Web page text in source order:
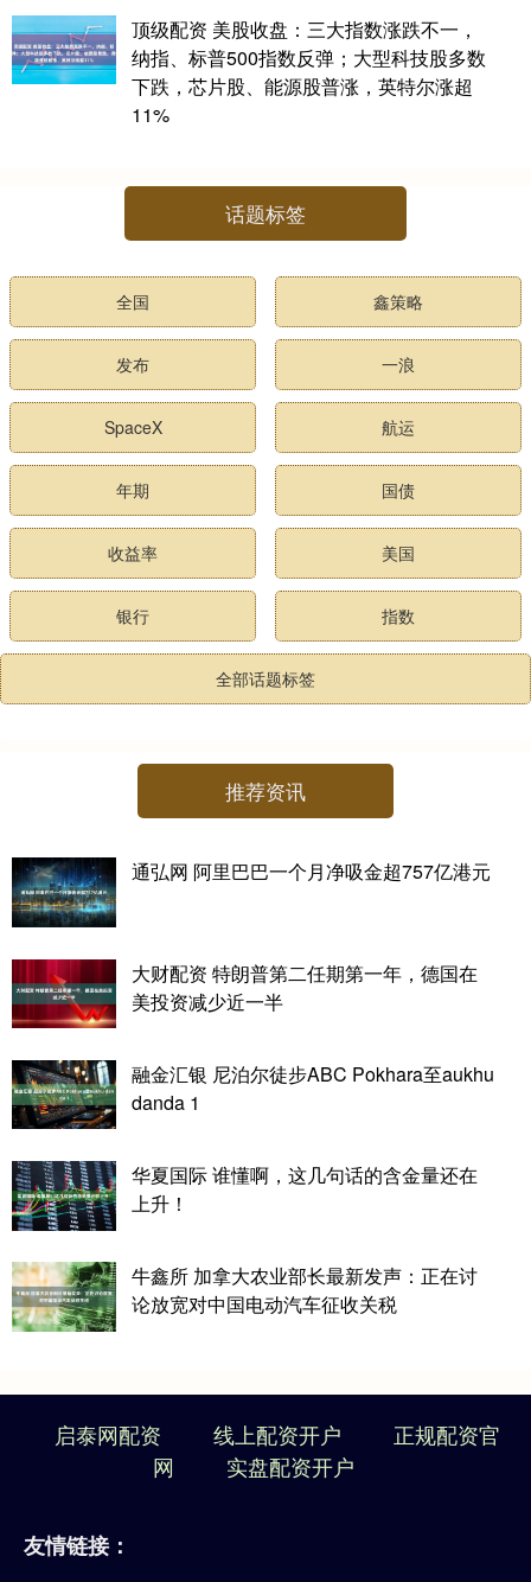
顶级配资 美股收盘：三大指数涨跌不一，
纳指、标普500指数反弹；大型科技股多数
下跌，芯片股、能源股普涨，英特尔涨超
11%
话题标签
全国 鑫策略
发布 一浪
SpaceX 航运
年期 国债
收益率 美国
银行 指数
全部话题标签
推荐资讯
通弘网 阿里巴巴一个月净吸金超757亿港元
大财配资 特朗普第二任期第一年，德国在
美投资减少近一半
融金汇银 尼泊尔徒步ABC Pokhara至aukhu
danda 1
华夏国际 谁懂啊，这几句话的含金量还在
上升！
牛鑫所 加拿大农业部长最新发声：正在讨
论放宽对中国电动汽车征收关税
启泰网配资 线上配资开户
正规配资官
网
实盘配资开户
友情链接：